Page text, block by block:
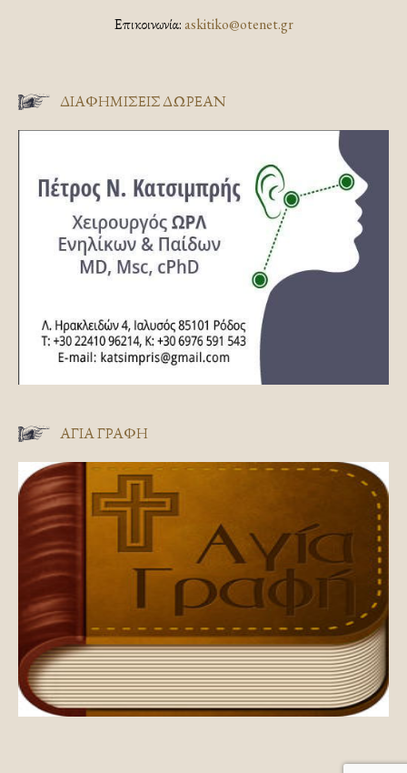
Επικοινωνία:askitiko@otenet.gr
ΔΙΑΦΗΜΊΣΕΙΣ ΔΩΡΕΆΝ
ΑΓΊΑ ΓΡΑΦΉ